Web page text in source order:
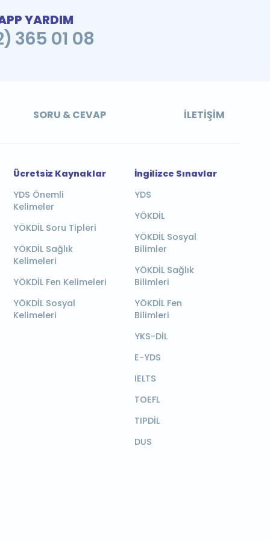
YARDIM
365 01 08
SORU & CEVAP İLETIŞIM
Ücretsiz Kaynaklar
YDS Önemli
Kelimeler
YÖKDİL Soru Tipleri
YÖKDİL Sağlık
Kelimeleri
YÖKDİL Fen Kelimeleri
YÖKDİL Sosyal
Kelimeleri
İngilizce Sınavlar
YDS
YÖKDİL
YÖKDİL Sosyal
Bilimler
YÖKDİL Sağlık
Bilimleri
YÖKDİL Fen
Bilimleri
YKS-DİL
E-YDS
IELTS
TOEFL
TIPDİL
DUS